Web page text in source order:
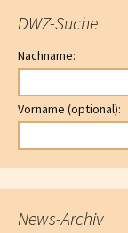
DWZ-Suche
Nachname:
Vorname (optional):
News-Archiv